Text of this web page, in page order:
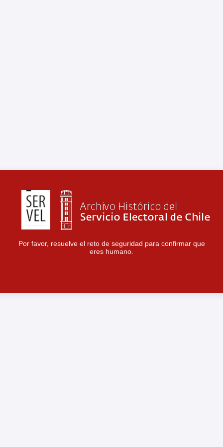
Por favor, resuelve el reto de seguridad para confirmar que
eres humano.